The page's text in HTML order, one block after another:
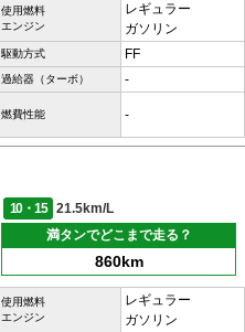
使用燃料
エンジン
レギュラー
ガソリン
駆動方式 FF
過給器（ターボ） -
燃費性能 -
10・15
21.5km/L
満タンでどこまで走る？
860km
使用燃料
エンジン
レギュラー
ガソリン